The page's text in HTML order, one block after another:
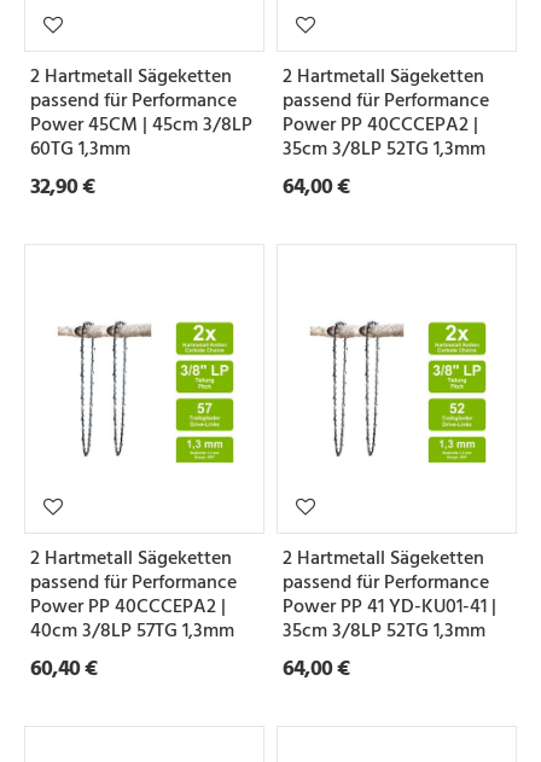
2 Hartmetall Sägeketten
passend für Performance
Power 45CM | 45cm 3/8LP
60TG 1,3mm
32,90 €
2 Hartmetall Sägeketten
passend für Performance
Power PP 40CCCEPA2 |
35cm 3/8LP 52TG 1,3mm
64,00 €
2 Hartmetall Sägeketten
passend für Performance
Power PP 40CCCEPA2 |
40cm 3/8LP 57TG 1,3mm
60,40 €
2 Hartmetall Sägeketten
passend für Performance
Power PP 41 YD-KU01-41 |
35cm 3/8LP 52TG 1,3mm
64,00 €
i
l
u
n
g
t
b
t
e
Z
a
h